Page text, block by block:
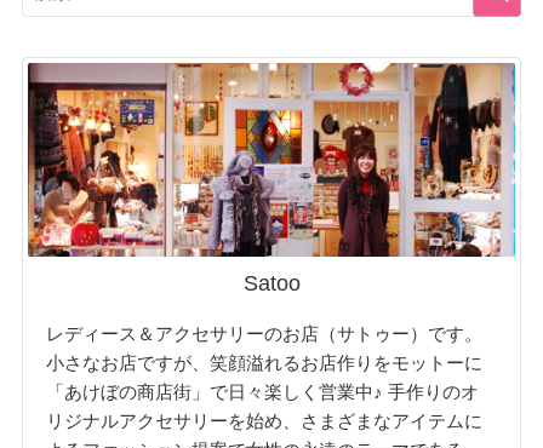
Satoo
レディース＆アクセサリーのお店（サトゥー）です。
小さなお店ですが、笑顔溢れるお店作りをモットーに
「あけぼの商店街」で日々楽しく営業中♪ 手作りのオ
リジナルアクセサリーを始め、さまざまなアイテムに